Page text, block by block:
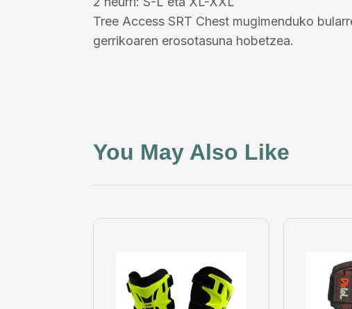
Tree Access SRT Chest mugimenduko
gerrikoaren erosotasuna hobetzea.
You May Also Like